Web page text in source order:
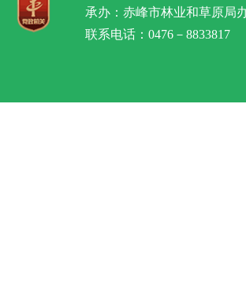
承办：赤峰市林业和草原局
联系电话：0476－8833817